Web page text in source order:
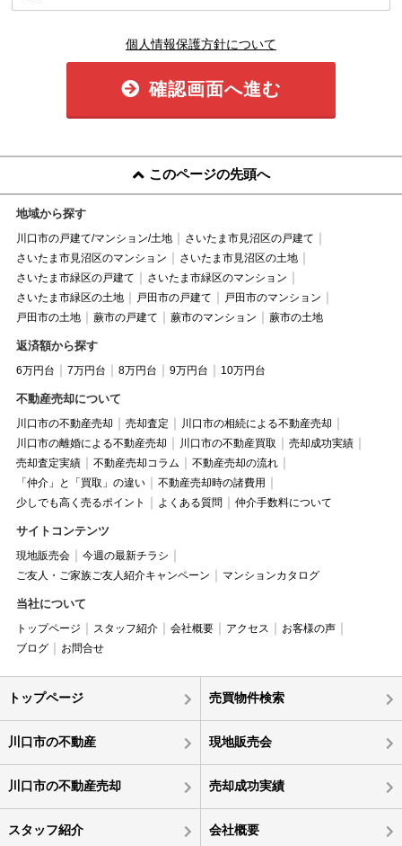
個人情報保護方針について
確認画面へ進む
このページの先頭へ
地域から探す
川口市の戸建て/マンション/土地
さいたま市見沼区の戸建て
さいたま市見沼区のマンション
さいたま市見沼区の土地
さいたま市緑区の戸建て
さいたま市緑区のマンション
さいたま市緑区の土地
戸田市の戸建て
戸田市のマンション
戸田市の土地
蕨市の戸建て 蕨市のマンション 蕨市の土地
返済額から探す
6万円台 7万円台 8万円台 9万円台 10万円台
不動産売却について
川口市の不動産売却 売却査定
川口市の相続による不動産売却
川口市の離婚による不動産売却
川口市の不動産買取
売却成功実績
売却査定実績
不動産売却コラム
不動産売却の流れ
「仲介」と「買取」の違い
不動産売却時の諸費用
少しでも高く売るポイント
よくある質問 仲介手数料について
サイトコンテンツ
現地販売会
今週の最新チラシ
ご友人・ご家族ご友人紹介キャンペーン
マンションカタログ
当社について
トップページ スタッフ紹介 会社概要 アクセス
お客様の声
ブログ
お問合せ
トップページ 売買物件検索
川口市の不動産 現地販売会
川口市の不動産売却 売却成功実績
スタッフ紹介 会社概要